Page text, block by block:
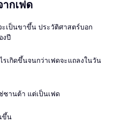
กเฟด
เป็นขาขึ้น ประวัติศาสตร์บอก
งปี
รเกิดขึ้นจนกว่าเฟดจะแถลงในวัน
ซานต้า แต่เป็นเฟด
ขึ้น